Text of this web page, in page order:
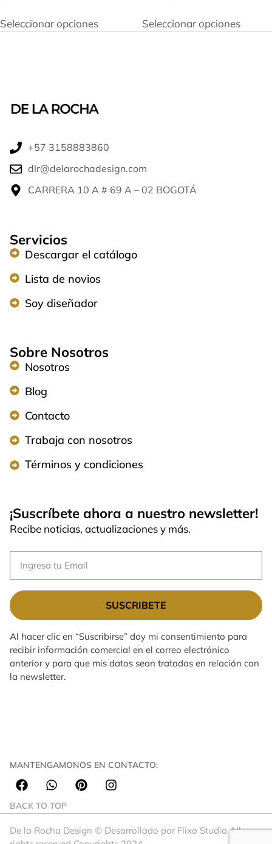
Seleccionar opciones Seleccionar opciones
+57 3158883860​
dlr@delarochadesign.com
CARRERA 10 A # 69 A – 02 BOGOTÁ​
Servicios
Descargar el catálogo
Lista de novios
Soy diseñador
Sobre Nosotros
Nosotros
Blog
Contacto
Trabaja con nosotros
Términos y condiciones
¡Suscríbete ahora a nuestro newsletter!
Recibe noticias, actualizaciones y más.
SUSCRIBETE
Al hacer clic en “Suscribirse” doy mi consentimiento para
recibir información comercial en el correo electrónico
anterior y para que mis datos sean tratados en relación con
la newsletter.
MANTENGAMONOS EN CONTACTO:
BACK TO TOP
De la Rocha Design © Desarrollado por Flixo Studio All